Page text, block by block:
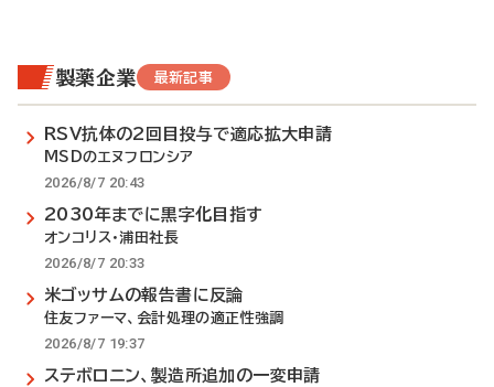
製薬企業 最新記事
RSV抗体の2回目投与で適応拡大申請
MSDのエヌフロンシア
2026/8/7 20:43
2030年までに黒字化目指す
オンコリス・浦田社長
2026/8/7 20:33
米ゴッサムの報告書に反論
住友ファーマ、会計処理の適正性強調
2026/8/7 19:37
ステボロニン、製造所追加の一変申請